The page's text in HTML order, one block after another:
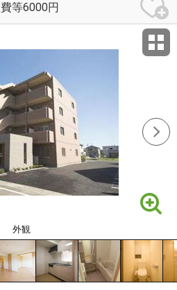
等6000円
外観